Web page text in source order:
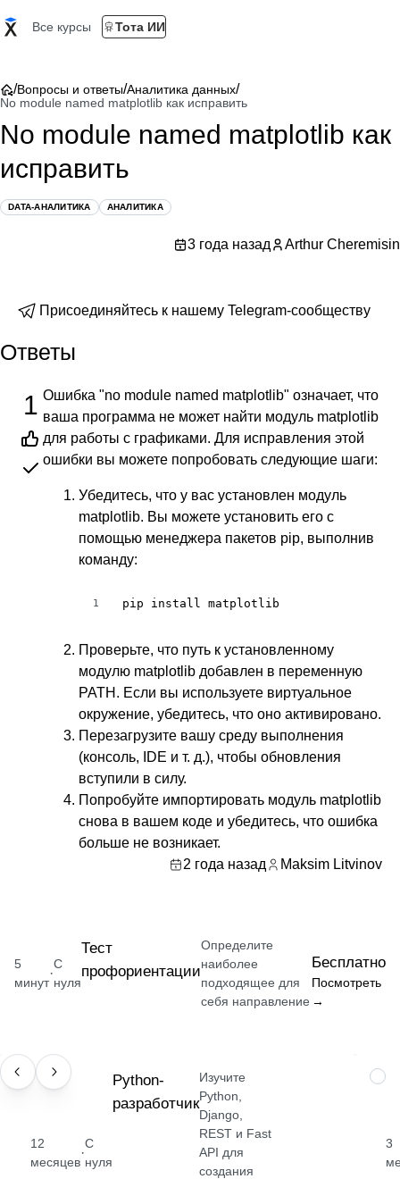
Все курсы Тота ИИ
/Вопросы и ответы/Аналитика данных/
No module named matplotlib как исправить
No module named matplotlib как
исправить
DATA-АНАЛИТИКА АНАЛИТИКА
3 года назад Arthur Cheremisin
Присоединяйтесь к нашему Telegram-сообществу
Ответы
1 Ошибка "no module named matplotlib" означает, что
ваша программа не может найти модуль matplotlib
для работы с графиками. Для исправления этой
ошибки вы можете попробовать следующие шаги:
Убедитесь, что у вас установлен модуль
matplotlib. Вы можете установить его с
помощью менеджера пакетов pip, выполнив
команду:
1 pip install matplotlib
Проверьте, что путь к установленному
модулю matplotlib добавлен в переменную
PATH. Если вы используете виртуальное
окружение, убедитесь, что оно активировано.
Перезагрузите вашу среду выполнения
(консоль, IDE и т. д.), чтобы обновления
вступили в силу.
Попробуйте импортировать модуль matplotlib
снова в вашем коде и убедитесь, что ошибка
больше не возникает.
2 года назад
Maksim Litvinov
5
минут
·
С
нуля
Тест
профориентации
Определите
наиболее
подходящее для
себя направление
Бесплатно
Посмотреть
→
ПРОФЕССИЯ
12
месяцев
·
С
нуля
Python-
разработчик
Изучите
Python,
Django,
REST и Fast
API для
создания
3